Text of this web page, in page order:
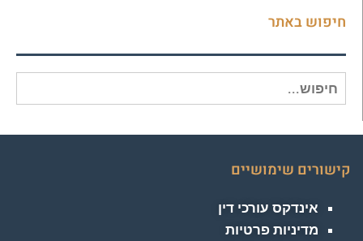
חיפוש באתר
חיפוש
עבור:
קישורים שימושיים
אינדקס עורכי דין
מדיניות פרטיות